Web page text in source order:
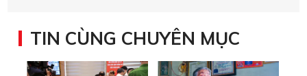
TIN CÙNG CHUYÊN MỤC